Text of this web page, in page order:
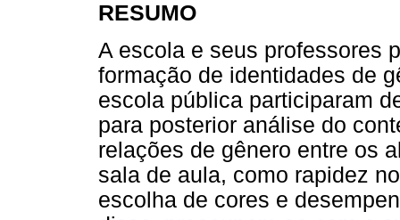
RESUMO
A escola e seus professores
formação de identidades de
escola pública participaram
para posterior análise do
relações de gênero entre os
sala de aula, como rapidez
escolha de cores e